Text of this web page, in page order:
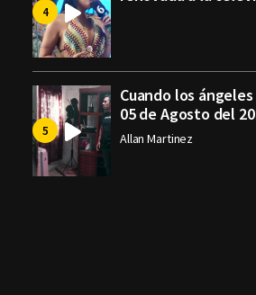
Cuando los
05 de Agosto del
Allan Martinez